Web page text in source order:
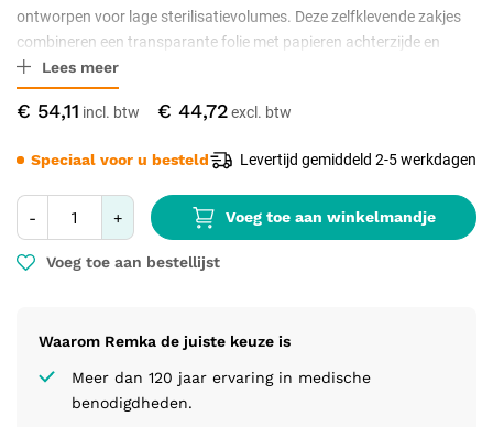
€ 54,11 € 44,72
- + Voeg toe aan winkelmandje
Voeg toe aan bestellijst
Waarom Remka de juiste keuze is
Meer dan 120 jaar ervaring in medische
benodigdheden.
Speciaal voor u besteld Levertijd gemiddeld 2-5 werkdagen
ontworpen voor lage sterilisatievolumes. Deze zelfklevende zakjes
combineren een transparante folie met papieren achterzijde en
hebben geïntegreerde indicatoren voor stoom- en gassterilisatie.
Dankzij de stevige kleefsluiting is geen sealmachine nodig. Geschikt
voor stoomsterilisatie tot 134 °C.
Lees meer